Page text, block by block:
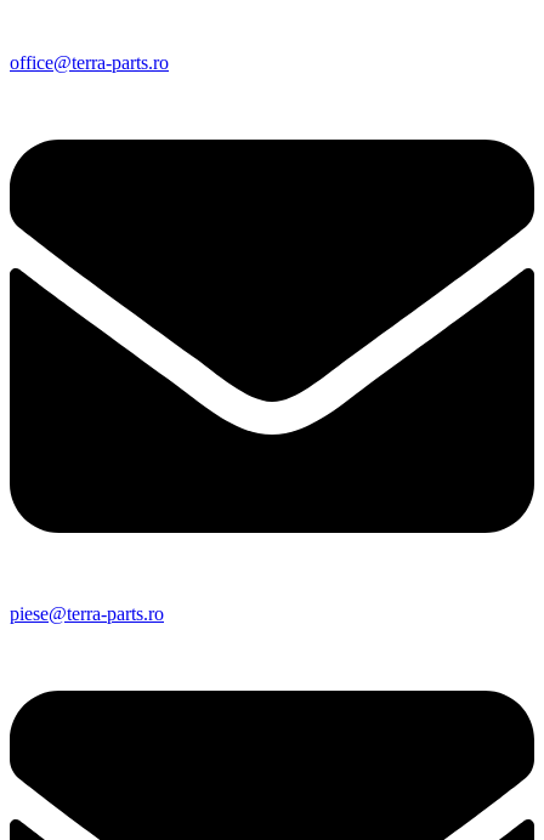
office@terra-parts.ro
piese@terra-parts.ro